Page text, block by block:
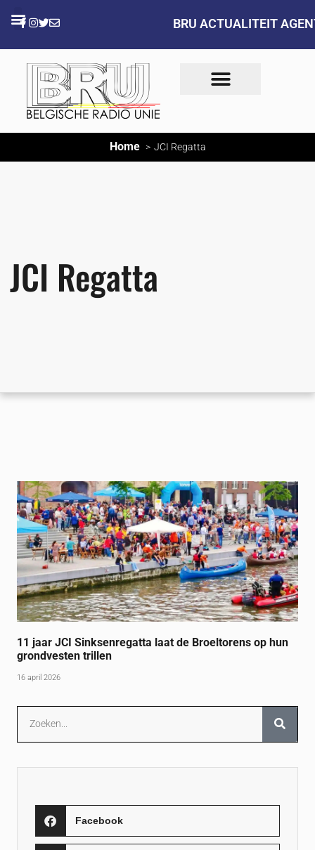
BRU ACTUALITEIT
Home JCI Regatta
JCI Regatta
11 jaar JCI Sinksenregatta laat de Broeltorens op hun
grondvesten trillen
16 april 2026
Facebook